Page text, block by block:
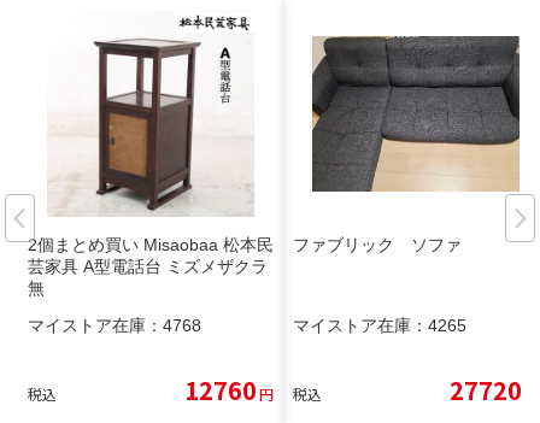
2個まとめ買い Misaobaa 松本民
芸家具 A型電話台 ミズメザクラ
無
マイストア在庫： 4768
税込 12760円
ファブリック ソファ
マイストア在庫： 4265
税込 27720